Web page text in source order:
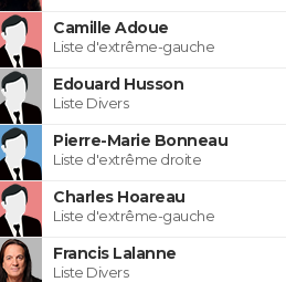
Camille Adoue
Liste d'extrême-gauche
Edouard Husson
Liste Divers
Pierre-Marie Bonneau
Liste d'extrême droite
Charles Hoareau
Liste d'extrême-gauche
Francis Lalanne
Liste Divers